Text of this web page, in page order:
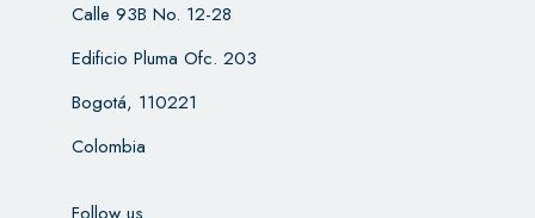
Calle 93B No. 12-28
Edificio Pluma Ofc. 203
Bogotá, 110221
Colombia